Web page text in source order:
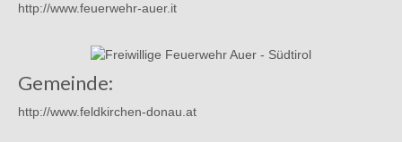
http://www.feuerwehr-auer.it
Gemeinde:
http://www.feldkirchen-donau.at